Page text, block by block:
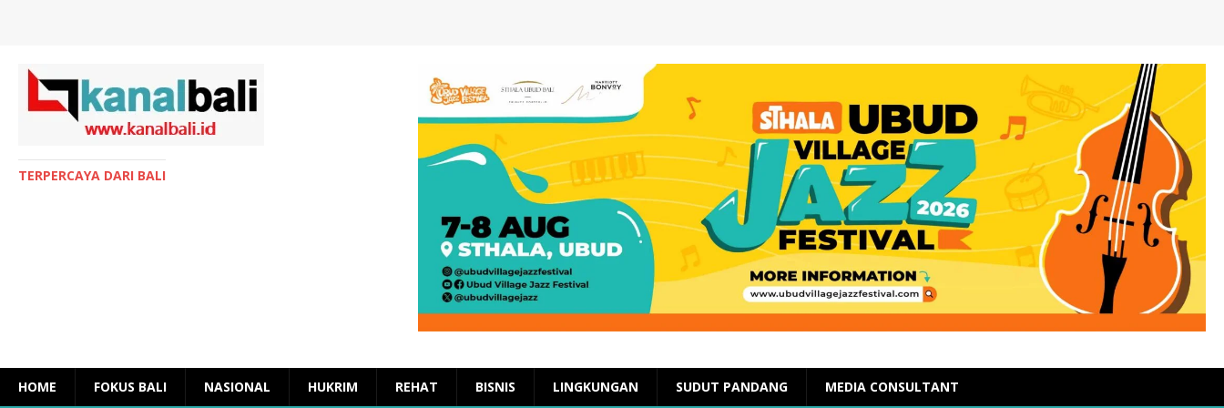
TERPERCAYA DARI BALI
HOME FOKUS BALI NASIONAL HUKRIM REHAT BISNIS LINGKUNGAN SUDUT PANDANG MEDIA CONSULTANT